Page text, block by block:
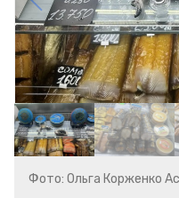
Фото: Ольга Корженко